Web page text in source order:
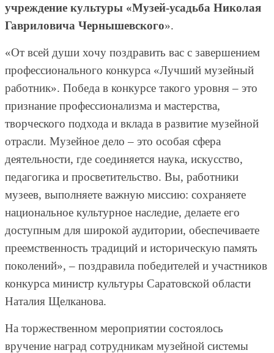
учреждение культуры «Музей-усадьба Николая
Гавриловича Чернышевского».
«От всей души хочу поздравить вас с завершением
профессионального конкурса «Лучший музейный
работник». Победа в конкурсе такого уровня – это
признание профессионализма и мастерства,
творческого подхода и вклада в развитие музейной
отрасли. Музейное дело – это особая сфера
деятельности, где соединяется наука, искусство,
педагогика и просветительство. Вы, работники
музеев, выполняете важную миссию: сохраняете
национальное культурное наследие, делаете его
доступным для широкой аудитории, обеспечиваете
преемственность традиций и историческую память
поколений», – поздравила победителей и участников
конкурса министр культуры Саратовской области
Наталия Щелканова.
На торжественном мероприятии состоялось
вручение наград сотрудникам музейной системы